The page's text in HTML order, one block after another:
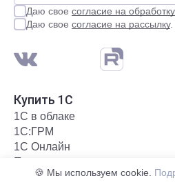
Даю свое согласие на
Даю свое согласие на рассылку.
Купить 1С
1С в облаке
1С:ГРМ
1С Онлайн
Приложения
Каталог программ
🍪 Мы используем cookie.